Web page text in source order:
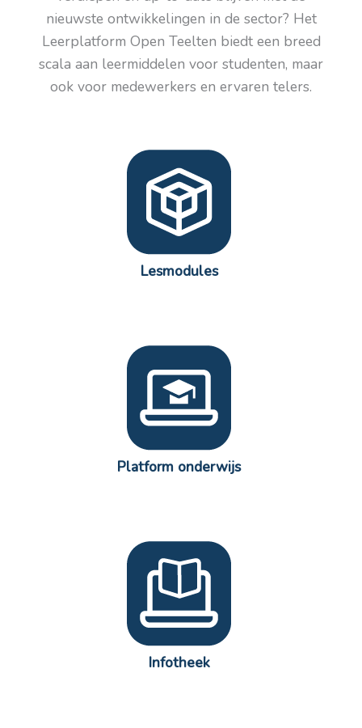
nieuwste ontwikkelingen in de sector? Het
Leerplatform Open Teelten biedt een breed
scala aan leermiddelen voor studenten, maar
ook voor medewerkers en ervaren telers.
Lesmodules
Platform onderwijs
Infotheek